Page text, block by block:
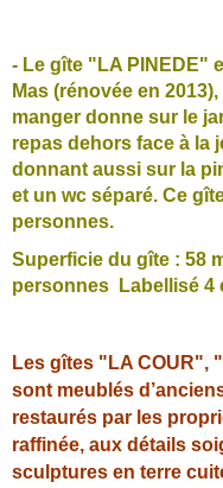
- Le gîte "LA PINEDE"
Mas (rénovée en
manger donne sur le
repas dehors face à la
donnant aussi sur la
et un wc séparé. Ce
personnes.
Superficie du gîte : 58
personnes Labellisé 4
Les gîtes "LA COUR",
sont meublés
restaurés par les
raffinée, aux détails
sculptures en terre